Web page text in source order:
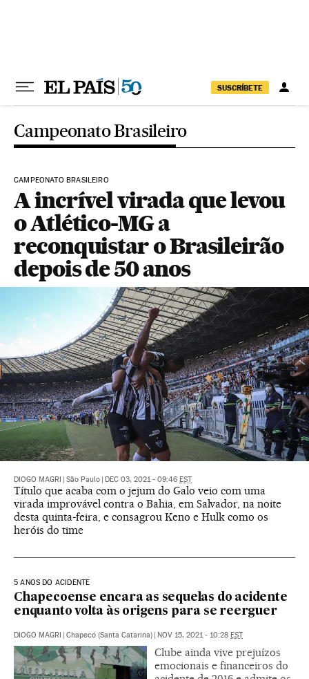
SUSCRÍBETE
Campeonato Brasileiro
CAMPEONATO BRASILEIRO
A incrível virada que levou
o Atlético-MG a
reconquistar o Brasileirão
depois de 50 anos
DIOGO MAGRI São Paulo DEC 03, 2021 - 09:46 EST
Título que acaba com o jejum do Galo veio com uma
virada improvável contra o Bahia, em Salvador, na noite
desta quinta-feira, e consagrou Keno e Hulk como os
heróis do time
5 ANOS DO ACIDENTE
Chapecoense encara as sequelas do acidente
enquanto volta às origens para se reerguer
DIOGO MAGRI Chapecó (Santa Catarina) NOV 15, 2021 - 10:28 EST
Clube ainda vive prejuízos
emocionais e financeiros do